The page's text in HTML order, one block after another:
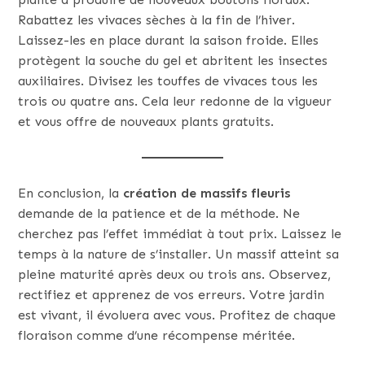
Rabattez les vivaces sèches à la fin de l’hiver.
Laissez-les en place durant la saison froide. Elles
protègent la souche du gel et abritent les insectes
auxiliaires. Divisez les touffes de vivaces tous les
trois ou quatre ans. Cela leur redonne de la vigueur
et vous offre de nouveaux plants gratuits.
En conclusion, la création de massifs fleuris
demande de la patience et de la méthode. Ne
cherchez pas l’effet immédiat à tout prix. Laissez le
temps à la nature de s’installer. Un massif atteint sa
pleine maturité après deux ou trois ans. Observez,
rectifiez et apprenez de vos erreurs. Votre jardin
est vivant, il évoluera avec vous. Profitez de chaque
floraison comme d’une récompense méritée.